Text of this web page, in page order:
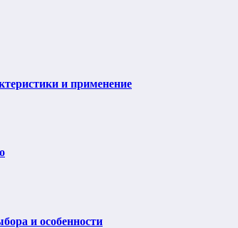
и применение
и особенности